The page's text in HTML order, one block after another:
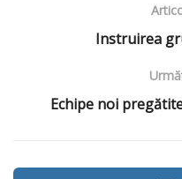
Instruirea
Echipe noi